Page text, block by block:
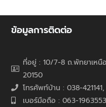
ข้อมูลการติดต่อ
ที่อยู่ : 10/7-8 ถ.พัทยาเหนื
20150
โทรศัพท์บ้าน : 038-
เบอร์มือถือ : 063-